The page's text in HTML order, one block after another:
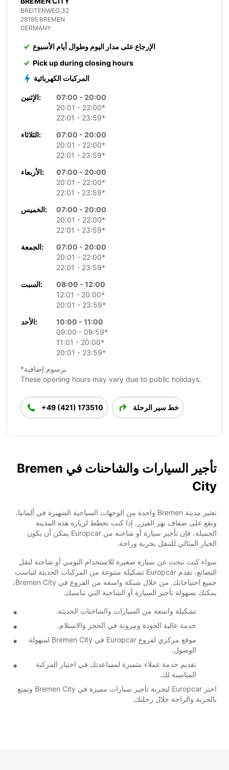
BREITENWEG 32
28195 BREMEN
GERMANY
الإرجاع على مدار اليوم وطوال أيام الأسبوع
Pick up during closing hours
المركبات الكهربائية
الإثنين:
07:00 - 20:00
20:01 - 22:00*
22:01 - 23:59*
الثلاثاء:
07:00 - 20:00
20:01 - 22:00*
22:01 - 23:59*
الأربعاء:
07:00 - 20:00
20:01 - 22:00*
22:01 - 23:59*
الخميس:
07:00 - 20:00
20:01 - 22:00*
22:01 - 23:59*
الجمعة:
07:00 - 20:00
20:01 - 22:00*
22:01 - 23:59*
السبت:
08:00 - 12:00
12:01 - 20:00*
20:01 - 23:59*
الأحد:
10:00 - 11:00
09:00 - 09:59*
11:01 - 20:00*
20:01 - 23:59*
*برسوم إضافية
These opening hours may vary due to public holidays.
+49 (421) 173510 خط سير الرحلة
تأجير السيارات والشاحنات في Bremen
City
تعتبر مدينة Bremen واحدة من الوجهات السياحية الشهيرة في ألمانيا،
وتقع على ضفاف نهر الفيزر. إذا كنت تخطط لزيارة هذه المدينة
الجميلة، فإن تأجير سيارة أو شاحنة من Europcar يمكن أن يكون
الخيار المثالي للتنقل بحرية وراحة.
سواء كنت تبحث عن سيارة صغيرة للاستخدام اليومي أو شاحنة لنقل
البضائع، تقدم Europcar تشكيلة متنوعة من المركبات الحديثة لتناسب
جميع احتياجاتك. من خلال شبكة واسعة من الفروع في Bremen City،
يمكنك بسهولة تأجير السيارة أو الشاحنة التي تناسبك.
تشكيلة واسعة من السيارات والشاحنات الحديثة.
خدمة عالية الجودة ومرونة في الحجز والاستلام.
موقع مركزي لفروع Europcar في Bremen City لسهولة
الوصول.
تقديم خدمة عملاء متميزة لمساعدتك في اختيار المركبة
المناسبة لك.
اختر Europcar لتجربة تأجير سيارات مميزة في Bremen City وتمتع
بالحرية والراحة خلال رحلتك.